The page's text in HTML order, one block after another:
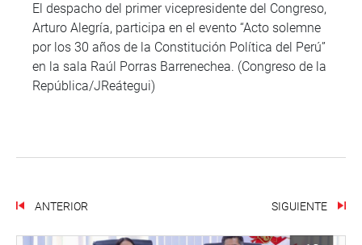
El despacho del primer vicepresidente del Congreso,
Arturo Alegría, participa en el evento “Acto solemne
por los 30 años de la Constitución Política del Perú”
en la sala Raúl Porras Barrenechea. (Congreso de la
República/JReátegui)
ANTERIOR SIGUIENTE